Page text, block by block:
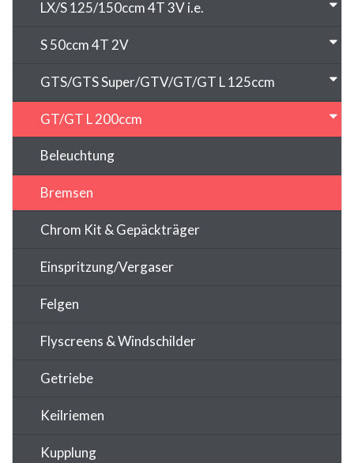
LX/S 125/150ccm 4T 3V i.e.
S 50ccm 4T 2V
GTS/GTS Super/GTV/GT/GT L 125ccm
GT/GT L 200ccm
Beleuchtung
Bremsen
Chrom Kit & Gepäckträger
Einspritzung/Vergaser
Felgen
Flyscreens & Windschilder
Getriebe
Keilriemen
Kupplung